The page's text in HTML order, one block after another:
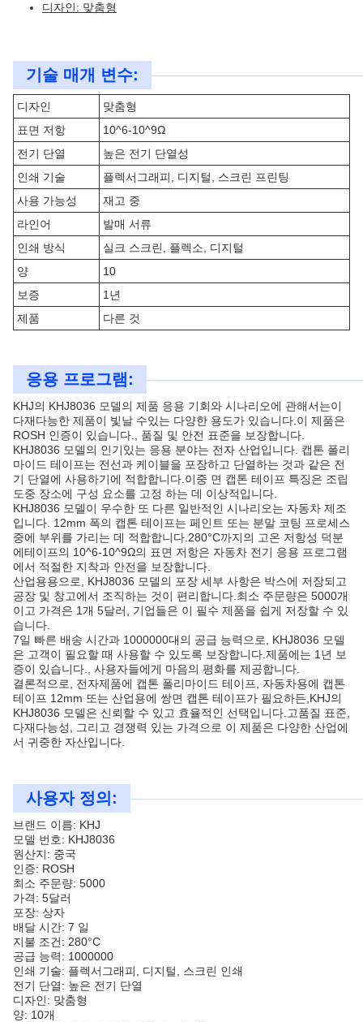
디자인: 맞춤형
기술 매개 변수:
디자인
맞춤형
표면 저항
10^6-10^9Ω
전기 단열
높은 전기 단열성
인쇄 기술
플렉서그래피, 디지털, 스크린 프린팅
사용 가능성
재고 중
라인어
발매 서류
인쇄 방식
실크 스크린, 플렉소, 디지털
양
10
보증
1년
제품
다른 것
응용 프로그램:
KHJ의 KHJ8036 모델의 제품 응용 기회와 시나리오에 관해서는이
다재다능한 제품이 빛날 수있는 다양한 용도가 있습니다.이 제품은
ROSH 인증이 있습니다., 품질 및 안전 표준을 보장합니다.
KHJ8036 모델의 인기있는 응용 분야는 전자 산업입니다. 캡톤 폴리
마이드 테이프는 전선과 케이블을 포장하고 단열하는 것과 같은 전
기 단열에 사용하기에 적합합니다.이중 면 캡톤 테이프 특징은 조립
도중 장소에 구성 요소를 고정 하는 데 이상적입니다.
KHJ8036 모델이 우수한 또 다른 일반적인 시나리오는 자동차 제조
입니다. 12mm 폭의 캡톤 테이프는 페인트 또는 분말 코팅 프로세스
중에 부위를 가리는 데 적합합니다.280°C까지의 고온 저항성 덕분
에테이프의 10^6-10^9Ω의 표면 저항은 자동차 전기 응용 프로그램
에서 적절한 지착과 안전을 보장합니다.
산업용용으로, KHJ8036 모델의 포장 세부 사항은 박스에 저장되고
공장 및 창고에서 조직하는 것이 편리합니다.최소 주문량은 5000개
이고 가격은 1개 5달러, 기업들은 이 필수 제품을 쉽게 저장할 수 있
습니다.
7일 빠른 배송 시간과 1000000대의 공급 능력으로, KHJ8036 모델
은 고객이 필요할 때 사용할 수 있도록 보장합니다.제품에는 1년 보
증이 있습니다., 사용자들에게 마음의 평화를 제공합니다.
결론적으로, 전자제품에 캡톤 폴리마이드 테이프, 자동차용에 캡톤
테이프 12mm 또는 산업용에 쌍면 캡톤 테이프가 필요하든,KHJ의
KHJ8036 모델은 신뢰할 수 있고 효율적인 선택입니다.고품질 표준,
다재다능성, 그리고 경쟁력 있는 가격으로 이 제품은 다양한 산업에
서 귀중한 자산입니다.
사용자 정의:
브랜드 이름: KHJ
모델 번호: KHJ8036
원산지: 중국
인증: ROSH
최소 주문량: 5000
가격: 5달러
포장: 상자
배달 시간: 7 일
지불 조건: 280°C
공급 능력: 1000000
인쇄 기술: 플렉서그래피, 디지털, 스크린 인쇄
전기 단열: 높은 전기 단열
디자인: 맞춤형
양: 10개